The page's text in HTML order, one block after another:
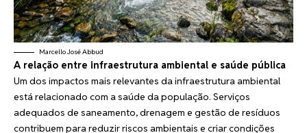
Marcello José Abbud
A relação entre infraestrutura ambiental e saúde pública
Um dos impactos mais relevantes da infraestrutura ambiental
está relacionado com a saúde da população. Serviços
adequados de saneamento, drenagem e gestão de resíduos
contribuem para reduzir riscos ambientais e criar condições